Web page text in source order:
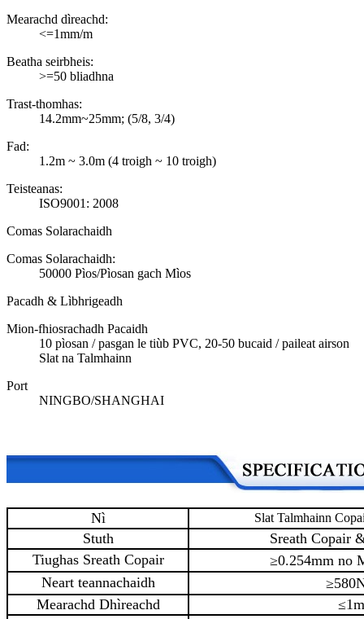
Mearachd dìreachd:
<=1mm/m
Beatha seirbheis:
>=50 bliadhna
Trast-thomhas:
14.2mm~25mm; (5/8, 3/4)
Fad:
1.2m ~ 3.0m (4 troigh ~ 10 troigh)
Teisteanas:
ISO9001: 2008
Comas Solarachaidh
Comas Solarachaidh:
50000 Pìos/Pìosan gach Mìos
Pacadh & Lìbhrigeadh
Mion-fhiosrachadh Pacaidh
10 pìosan / pasgan le tiùb PVC, 20-50 bucaid / paileat airson
Slat na Talmhainn
Port
NINGBO/SHANGHAI
Nì Slat Talmhainn
Stuth
Sreath Copair
Tiughas Sreath Copair
≥0.254mm no
Neart teannachaidh
Mearachd Dhìreachd